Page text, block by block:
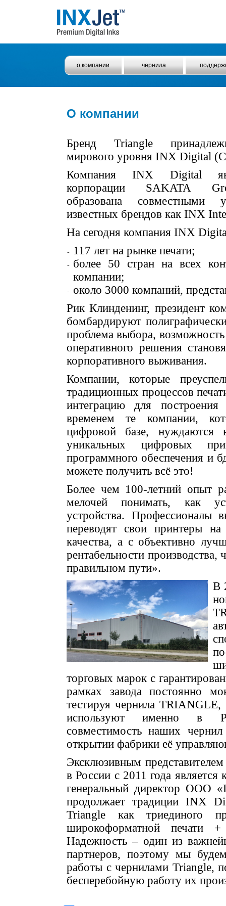
о компании чернила
О компании
Бренд Triangle
мирового уровня INX Digital
Компания INX Digital
корпорации SAKATA
образована совместными
известных брендов как INX
На сегодня компания INX
117 лет на рынке печати;
более 50 стран на всех
компании;
около 3000 компаний,
Рик Клинденинг, президент
бомбардируют
проблема выбора,
оперативного решения
корпоративного выживания.
Компании, которые
традиционных процессов
интеграцию для
временем те компании,
цифровой базе, нуждаются
уникальных цифровых
программного обеспечения и
можете получить всё это!
Более чем 100-летний опыт
мелочей понимать, как
устройства. Профессионалы
переводят свои принтеры
качества, а с объективно
рентабельности
правильном пути».
В
торговых марок с
рамках завода постоянно
тестируя чернила
используют именно в
совместимость наших
открытии фабрики её
Эксклюзивным
в России с 2011 года является
генеральный директор ООО
продолжает традиции INX
Triangle как триединого
широкоформатной печати
Надежность – один из
партнеров, поэтому мы
работы с чернилами Triangle,
бесперебойную работу их